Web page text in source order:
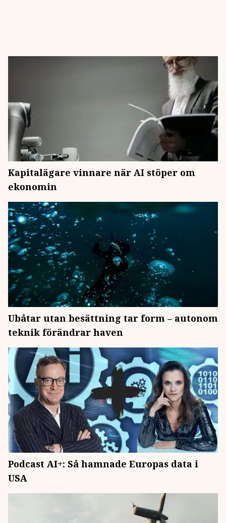
Kapitalägare vinnare när AI stöper om
ekonomin
Ubåtar utan besättning tar form – autonom
teknik förändrar haven
Podcast AI+: Så hamnade Europas data i
USA